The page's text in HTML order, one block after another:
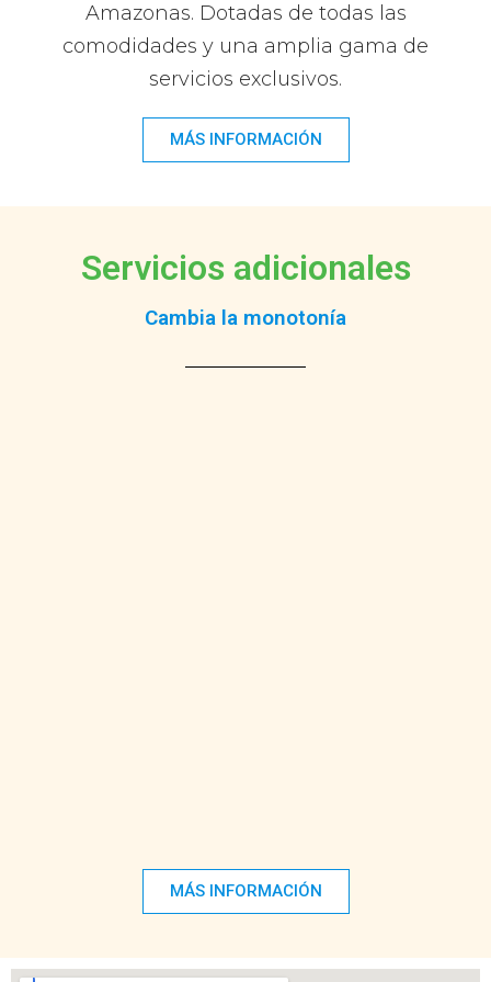
Amazonas. Dotadas de todas las
comodidades y una amplia gama de
servicios exclusivos.
MÁS INFORMACIÓN
Servicios adicionales
Cambia la monotonía
MÁS INFORMACIÓN